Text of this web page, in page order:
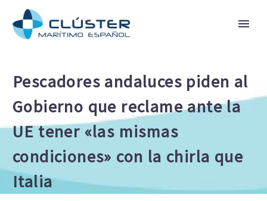
Pescadores andaluces piden al
Gobierno que reclame ante la
UE tener «las mismas
condiciones» con la chirla que
Italia